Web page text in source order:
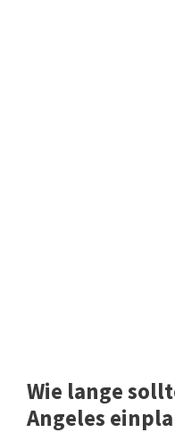
Wie lange
Angeles